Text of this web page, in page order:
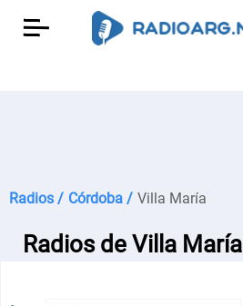
Radios / Córdoba / Villa María
Radios de Villa María